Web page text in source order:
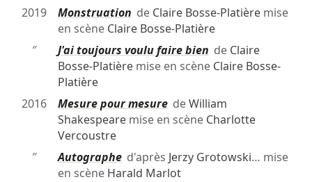
2019
Monstruation de Claire Bosse-Platièremise
en scène Claire Bosse-Platière
″
J'ai toujours voulu faire bien de Claire
Bosse-Platièremise en scène Claire Bosse-
Platière
2016
Mesure pour mesuredeWilliam
Shakespearemise en scène Charlotte
Vercoustre
″
Autographed'après Jerzy Grotowski… mise
en scène Harald Marlot